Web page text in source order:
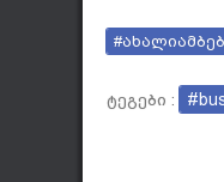
ტეგები :